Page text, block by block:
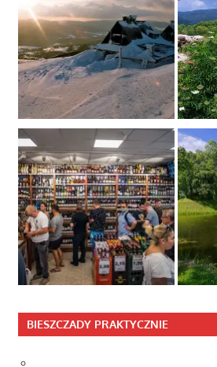
BIESZCZADY PRAKTYCZNIE